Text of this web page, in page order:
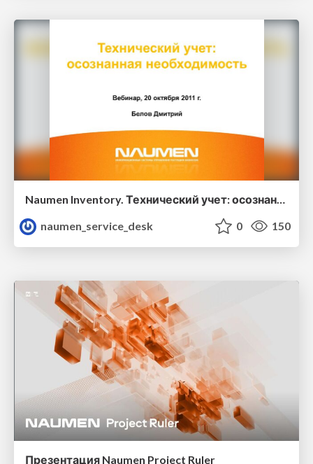
Naumen Inventory. Технический учет: осознанная необходимость
naumen_service_desk
0 150
Презентация Naumen Project Ruler